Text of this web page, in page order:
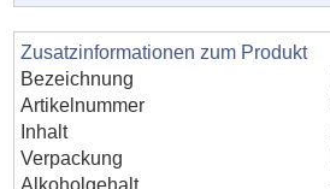
Zusatzinformationen zum Produkt
Bezeichnung
Artikelnummer
Inhalt
Verpackung
Alkoholgehalt